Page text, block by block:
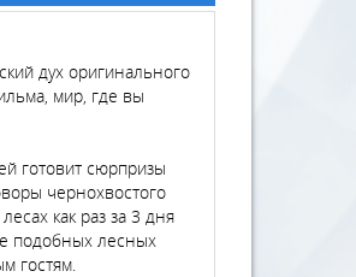
дух оригинального
мир, где вы
готовит сюрпризы
чернохвостого
как раз за 3 дня
подобных лесных
гостям.